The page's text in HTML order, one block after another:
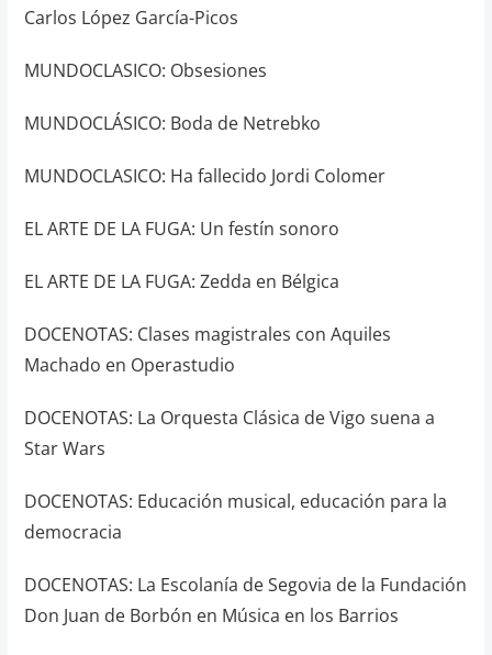
Carlos López García-Picos
MUNDOCLASICO: Obsesiones
MUNDOCLÁSICO: Boda de Netrebko
MUNDOCLASICO: Ha fallecido Jordi Colomer
EL ARTE DE LA FUGA: Un festín sonoro
EL ARTE DE LA FUGA: Zedda en Bélgica
DOCENOTAS: Clases magistrales con Aquiles
Machado en Operastudio
DOCENOTAS: La Orquesta Clásica de Vigo suena a
Star Wars
DOCENOTAS: Educación musical, educación para la
democracia
DOCENOTAS: La Escolanía de Segovia de la Fundación
Don Juan de Borbón en Música en los Barrios